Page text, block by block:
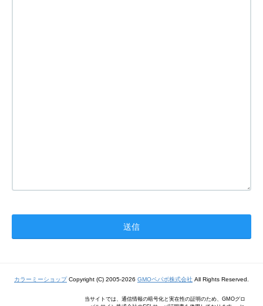
カラーミーショップCopyright (C) 2005-2026 GMOペパボ株式会社 All Rights Reserved.
当サイトでは、通信情報の暗号化と実在性の証明のため、GMOグロ